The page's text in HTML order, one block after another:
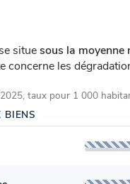
situesous la
concerne les
taux pour 1 000
BIENS